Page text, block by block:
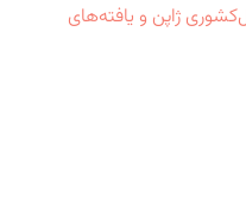
ژاپن و یافته‌های